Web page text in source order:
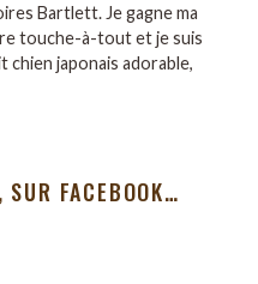
Bartlett. Je gagne ma
touche-à-tout et je suis
chien japonais adorable,
FACEBOOK…